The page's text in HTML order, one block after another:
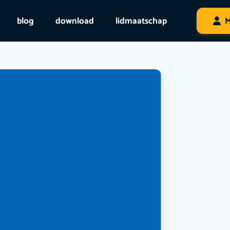
blog download lidmaatschap